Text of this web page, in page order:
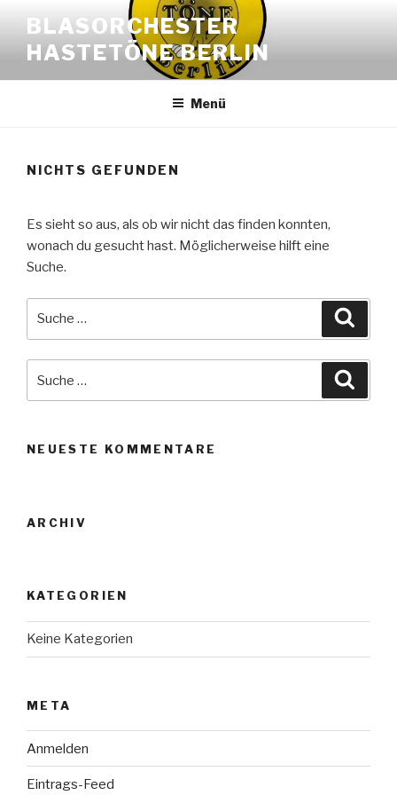
Inhalt
springen
BLASORCHESTER
HASTETÖNE BERLIN
Menü
NICHTS GEFUNDEN
Es sieht so aus, als ob wir nicht das finden konnten,
wonach du gesucht hast. Möglicherweise hilft eine
Suche.
nach:
NEUESTE KOMMENTARE
ARCHIV
KATEGORIEN
Keine Kategorien
META
Anmelden
Eintrags-Feed